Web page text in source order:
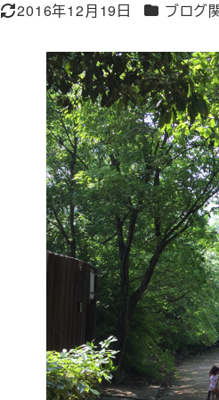
更新日
2016年12月19日 カテゴリー
ブログ